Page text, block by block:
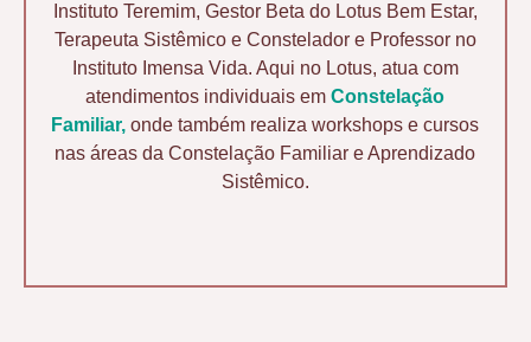
Instituto Teremim, Gestor Beta do Lotus Bem Estar,
Terapeuta Sistêmico e Constelador e Professor no
Instituto Imensa Vida. Aqui no Lotus, atua com
atendimentos individuais emConstelação
Familiar, onde também realiza workshops e cursos
nas áreas da Constelação Familiar e Aprendizado
Sistêmico.